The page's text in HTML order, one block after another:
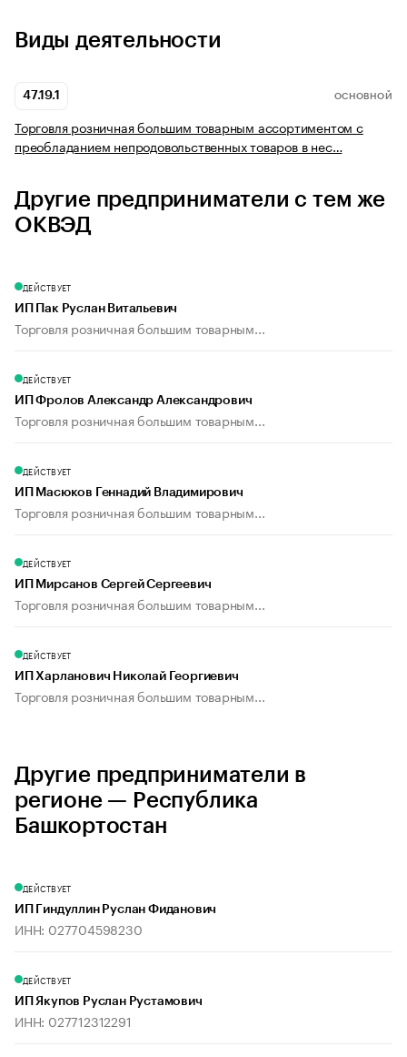
Виды деятельности
47.19.1 ОСНОВНОЙ
Торговля розничная большим товарным ассортиментом с
преобладанием непродовольственных товаров в нес…
Другие предприниматели с тем же
ОКВЭД
ДЕЙСТВУЕТ
ИП Пак Руслан Витальевич
Торговля розничная большим товарным...
ДЕЙСТВУЕТ
ИП Фролов Александр Александрович
Торговля розничная большим товарным...
ДЕЙСТВУЕТ
ИП Масюков Геннадий Владимирович
Торговля розничная большим товарным...
ДЕЙСТВУЕТ
ИП Мирсанов Сергей Сергеевич
Торговля розничная большим товарным...
ДЕЙСТВУЕТ
ИП Харланович Николай Георгиевич
Торговля розничная большим товарным...
Другие предприниматели в
регионе — Республика
Башкортостан
ДЕЙСТВУЕТ
ИП Гиндуллин Руслан Фиданович
ИНН: 027704598230
ДЕЙСТВУЕТ
ИП Якупов Руслан Рустамович
ИНН: 027712312291